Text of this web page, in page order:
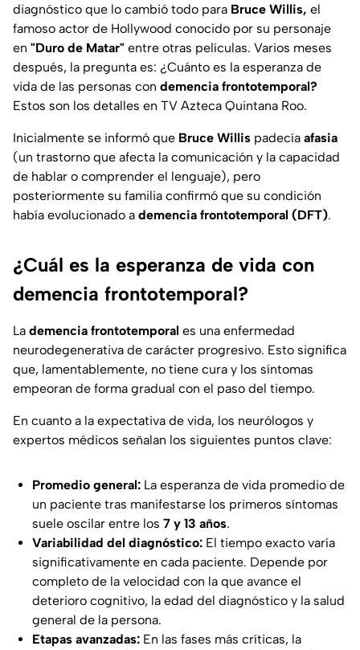
diagnóstico que lo cambió todo para Bruce Willis, el
famoso actor de Hollywood conocido por su personaje
en "Duro de Matar" entre otras películas. Varios meses
después, la pregunta es: ¿Cuánto es la esperanza de
vida de las personas con demencia frontotemporal?
Estos son los detalles en TV Azteca Quintana Roo.
Inicialmente se informó que Bruce Willis padecía afasia
(un trastorno que afecta la comunicación y la capacidad
de hablar o comprender el lenguaje), pero
posteriormente su familia confirmó que su condición
había evolucionado a demencia frontotemporal (DFT).
¿Cuál es la esperanza de vida con
demencia frontotemporal?
La demencia frontotemporal es una enfermedad
neurodegenerativa de carácter progresivo. Esto significa
que, lamentablemente, no tiene cura y los síntomas
empeoran de forma gradual con el paso del tiempo.
En cuanto a la expectativa de vida, los neurólogos y
expertos médicos señalan los siguientes puntos clave:
Promedio general: La esperanza de vida promedio de
un paciente tras manifestarse los primeros síntomas
suele oscilar entre los 7 y 13 años.
Variabilidad del diagnóstico: El tiempo exacto varía
significativamente en cada paciente. Depende por
completo de la velocidad con la que avance el
deterioro cognitivo, la edad del diagnóstico y la salud
general de la persona.
Etapas avanzadas: En las fases más críticas, la